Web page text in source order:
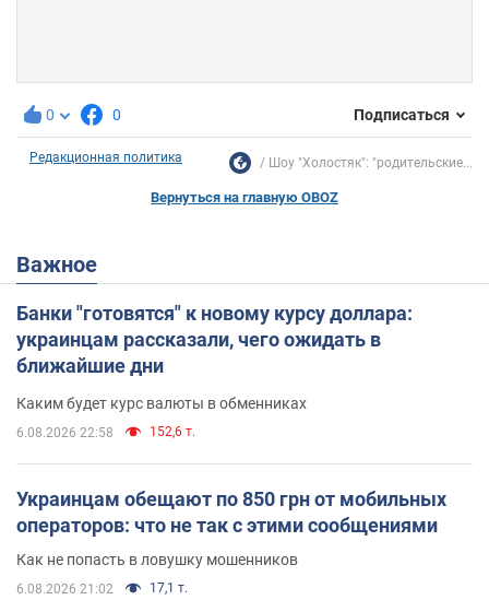
0 0 Подписаться
Редакционная политика Шоу "Холостяк": "родительские...
Вернуться на главную OBOZ
Важное
Банки "готовятся" к новому курсу доллара:
украинцам рассказали, чего ожидать в
ближайшие дни
Каким будет курс валюты в обменниках
6.08.2026 22:58 152,6 т.
Украинцам обещают по 850 грн от мобильных
операторов: что не так с этими сообщениями
Как не попасть в ловушку мошенников
6.08.2026 21:02 17,1 т.